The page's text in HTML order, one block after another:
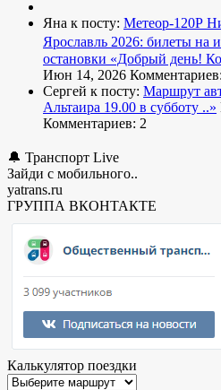
Яна к посту: Метеор-120Р
Ярославль 2026: билеты на
остановки «Добрый день!
Июн 14, 2026
Сергей к посту: Маршрут
Альтаира 19.00 в субботу ..»
Комментариев: 2
🔔 Транспорт Live
Зайди с мобильного..
yatrans.ru
ГРУППА ВКОНТАКТЕ
Калькулятор поездки